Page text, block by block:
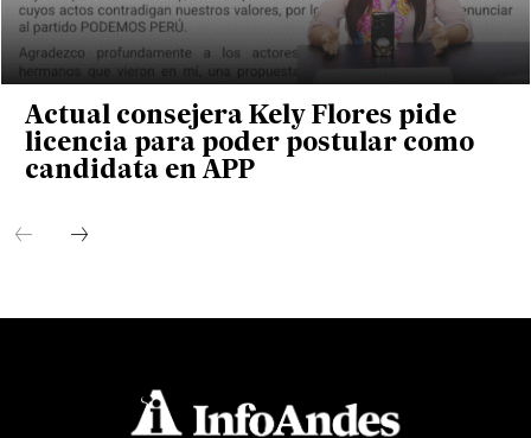
Actual consejera Kely Flores pide
licencia para poder postular como
candidata en APP